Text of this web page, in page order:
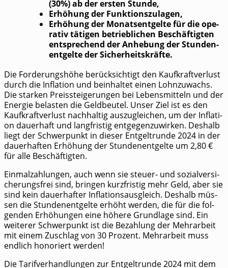
(30%) ab der ers­ten Stunde,
Erhö­hung der Funktionszulagen,
Erhö­hung der Monats­ent­gel­te für die ope­
ra­tiv täti­gen betrieb­li­chen Beschäf­tig­ten
ent­spre­chend der Anhe­bung der Stun­den­
ent­gel­te der Sicherheitskräfte.
Die For­de­rungs­hö­he berück­sich­tigt den Kauf­kraft­ver­lust
durch die Infla­ti­on und beinhal­tet einen Lohn­zu­wachs.
Die star­ken Preis­stei­ge­run­gen bei Lebens­mit­teln und der
Ener­gie belas­ten die Geld­beu­tel. Unser Ziel ist es den
Kauf­kraft­ver­lust nach­hal­tig aus­zu­glei­chen, um der Infla­ti­
on dau­er­haft und lang­fris­tig ent­ge­gen­zu­wir­ken. Des­halb
liegt der Schwer­punkt in die­ser Ent­gelt­run­de 2024 in der
dau­er­haf­ten Erhö­hung der Stun­den­ent­gel­te um 2,80 €
für alle Beschäftigten.
Ein­mal­zah­lun­gen, auch wenn sie steu­er- und sozi­al­ver­si­
che­rungs­frei sind, brin­gen kurz­fris­tig mehr Geld, aber sie
sind kein dau­er­haf­ter Infla­ti­ons­aus­gleich. Des­halb müs­
sen die Stun­den­ent­gel­te erhöht wer­den, die für die fol­
gen­den Erhö­hun­gen eine höhe­re Grund­la­ge sind. Ein
wei­te­rer Schwer­punkt ist die Bezah­lung der Mehr­ar­beit
mit einem Zuschlag von 30 Pro­zent. Mehr­ar­beit muss
end­lich hono­riert werden!
Die Tarif­ver­hand­lun­gen zur Ent­gelt­run­de 2024 mit dem